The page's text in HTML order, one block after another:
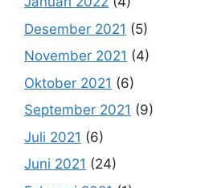
Desember 2021 (5)
November 2021 (4)
Oktober 2021 (6)
September 2021 (9)
Juli 2021 (6)
Juni 2021 (24)